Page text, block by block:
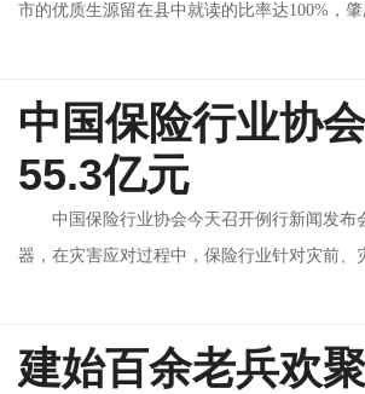
市的优质生源留在县中就读的比率达100%，
中国保险行业协
55.3亿元
中国保险行业协会今天召开例行新闻发
器，在灾害应对过程中，保险行业针对灾前
建始百余老兵欢